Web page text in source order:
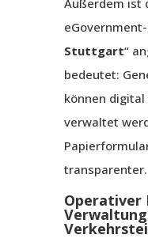
Stuttgart“
bedeutet:
können
verwaltet
transparenter.
Operativer